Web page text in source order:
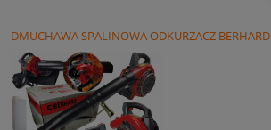
DMUCHAWA SPALINOWA ODKURZACZ BERHARD